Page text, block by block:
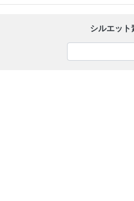
シルエット